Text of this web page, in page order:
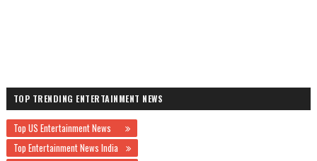
TOP TRENDING ENTERTAINMENT NEWS
Top US Entertainment News
Top Entertainment News India